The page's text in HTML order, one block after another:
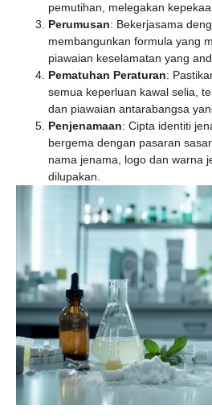
pemutihan, melegakan
Perumusan: Bekerjasama
membangunkan formula yang
piawaian keselamatan yang
Pematuhan Peraturan:
semua keperluan kawal selia,
dan piawaian antarabangsa
Penjenamaan: Cipta identiti
bergema dengan pasaran
nama jenama, logo dan warna
dilupakan.